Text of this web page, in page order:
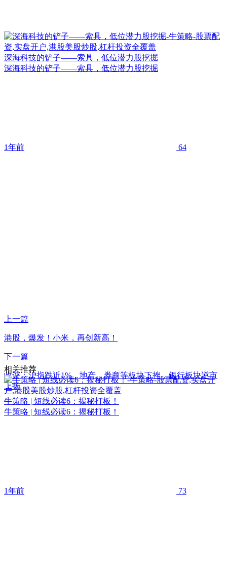
深海科技的铲子——索具，低位潜力股挖掘
深海科技的铲子——索具，低位潜力股挖掘
1年前 64
上一篇
港股，爆发！小米，再创新高！
下一篇
收评：沪指跌近1%，地产、券商等板块下挫，银行板块逆市
上扬
相关推荐
牛策略 | 短线必读6：揭秘打板！
牛策略 | 短线必读6：揭秘打板！
1年前 73